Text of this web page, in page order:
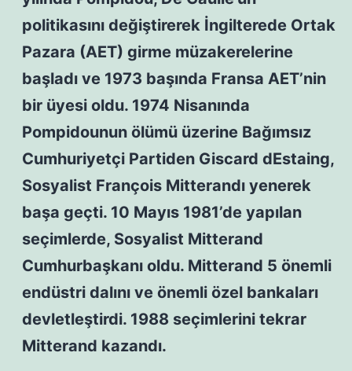
politikasını değiştirerek İngilterede Ortak
Pazara (AET) girme müzakerelerine
başladı ve 1973 başında Fransa AET’nin
bir üyesi oldu. 1974 Nisanında
Pompidounun ölümü üzerine Bağımsız
Cumhuriyetçi Partiden Giscard dEstaing,
Sosyalist François Mitterandı yenerek
başa geçti. 10 Mayıs 1981’de yapılan
seçimlerde, Sosyalist Mitterand
Cumhurbaşkanı oldu. Mitterand 5 önemli
endüstri dalını ve önemli özel bankaları
devletleştirdi. 1988 seçimlerini tekrar
Mitterand kazandı.